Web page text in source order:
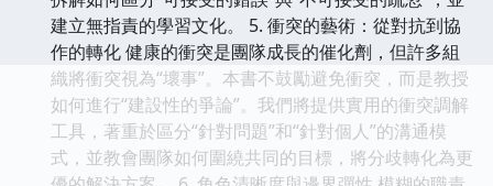
建立無指責的學習文化。 5. 衝突的藝術：從對抗到協
作的轉化 健康的衝突是團隊成長的催化劑，但許多組
織將衝突視為“壞事”。本書不鼓勵避免衝突，而是教授
如何進行“建設性的爭論”。我們將提供實用的衝突調解
工具，著重於區分“針對問題”和“針對個人”的溝通模
式，並教會團隊如何圍繞共同的目標，將分歧轉化為更